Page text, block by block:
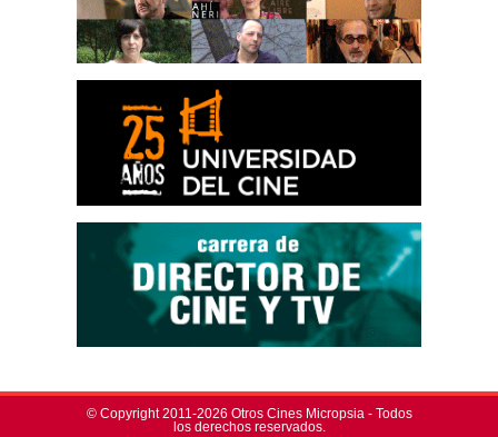
© Copyright 2011-2026 Otros Cines Micropsia - Todos
los derechos reservados.